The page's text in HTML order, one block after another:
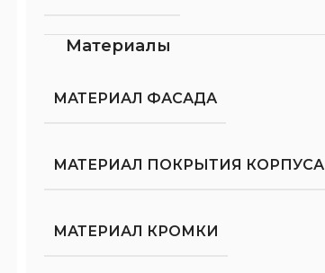
Материалы
МАТЕРИАЛ ФАСАДА
МАТЕРИАЛ ПОКРЫТИЯ КОРПУСА
МАТЕРИАЛ КРОМКИ